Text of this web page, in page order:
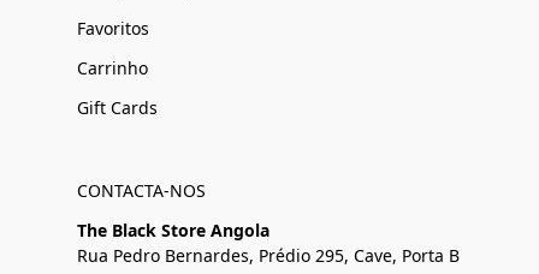
Favoritos
Carrinho
Gift Cards
CONTACTA-NOS
The Black Store Angola
Rua Pedro Bernardes, Prédio 295, Cave, Porta B